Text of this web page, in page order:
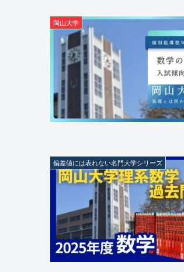
岡山大学
偏差値には表れない名門大学シリーズ